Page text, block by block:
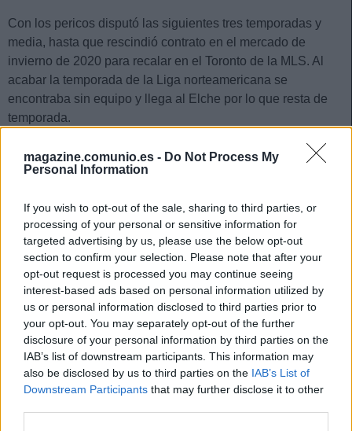
magazine.comunio.es - Do Not Process My
Personal Information
If you wish to opt-out of the sale, sharing to third parties, or
processing of your personal or sensitive information for
targeted advertising by us, please use the below opt-out
section to confirm your selection. Please note that after your
opt-out request is processed you may continue seeing
interest-based ads based on personal information utilized by
us or personal information disclosed to third parties prior to
your opt-out. You may separately opt-out of the further
disclosure of your personal information by third parties on the
IAB’s list of downstream participants. This information may
also be disclosed by us to third parties on the IAB’s List of
Downstream Participants that may further disclose it to other
Con los pericos disputó las siguientes tres temporadas y
media, hasta que rescindió contrato en el mercado de
invierno de 2020 para recalar en el Toronto de la MLS. Al
acabar la temporada de la Liga norteamericana se
encontraba sin equipo y llega al Elche por lo que resta de
temporada.
¡A pujar! Cinco jugadores rentables tras la jornada 26
26 y pueden ser rentables en las
próximas semanas, entre ellos el
joven Ilaix Moriba.
Posición
La posición natural de Piatti es la de extremo izquierdo,
aunque a lo largo de su carrera ha jugado en otras
posiciones como segundo delantero, mediapunta o extremo